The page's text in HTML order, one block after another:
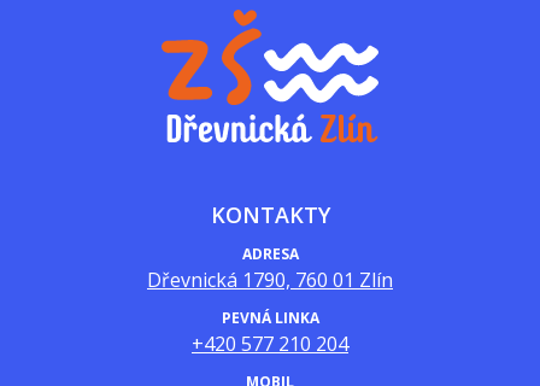
KONTAKTY
ADRESA
Dřevnická 1790, 760 01 Zlín
PEVNÁ LINKA
+420 577 210 204
MOBIL